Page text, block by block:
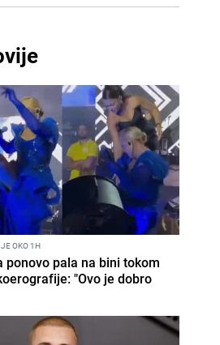
OKO 1H
ponovo pala na bini tokom
"Ovo je dobro